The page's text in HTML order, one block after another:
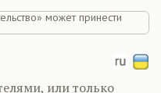
или только